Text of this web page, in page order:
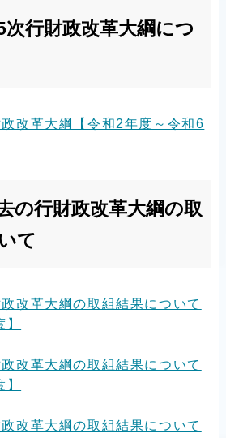
次行財政改革大綱につ
改革大綱【令和2年度～令和6
の行財政改革大綱の取
て
改革大綱の取組結果について
改革大綱の取組結果について
改革大綱の取組結果について